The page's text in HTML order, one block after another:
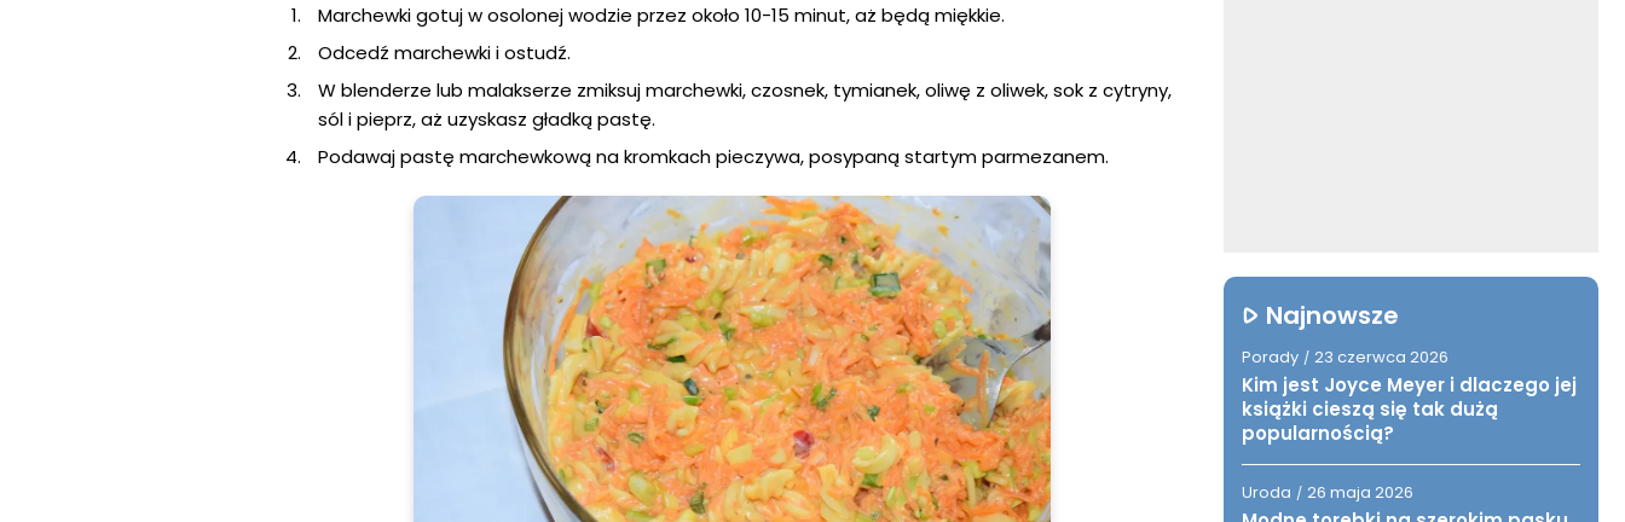
Marchewki gotuj w osolonej wodzie przez około 10-15 minut, aż będą miękkie.
Odcedź marchewki i ostudź.
W blenderze lub malakserze zmiksuj marchewki, czosnek, tymianek, oliwę z oliwek, sok z cytryny,
sól i pieprz, aż uzyskasz gładką pastę.
Podawaj pastę marchewkową na kromkach pieczywa, posypaną startym parmezanem.
Najnowsze
Porady / 23 czerwca 2026
Kim jest Joyce Meyer i dlaczego jej
książki cieszą się tak dużą
popularnością?
Uroda / 26 maja 2026